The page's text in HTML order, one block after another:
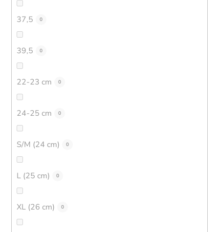
37,5 0
39,5 0
22-23 cm 0
24-25 cm 0
S/M (24 cm) 0
L (25 cm) 0
XL (26 cm) 0